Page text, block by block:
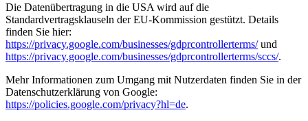
Die Datenübertragung in die USA wird auf die
Standardvertragsklauseln der EU-Kommission gestützt. Details
finden Sie hier:
https://privacy.google.com/businesses/gdprcontrollerterms/und
https://privacy.google.com/businesses/gdprcontrollerterms/sccs/.
Mehr Informationen zum Umgang mit Nutzerdaten finden Sie in der
Datenschutzerklärung von Google:
https://policies.google.com/privacy?hl=de.